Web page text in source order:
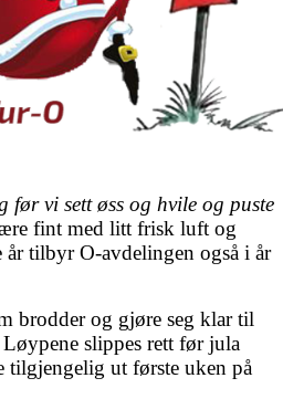
før vi sett øss og hvile og puste
fint med litt frisk luft og
tilbyr O-avdelingen også i år
brodder og gjøre seg klar til
slippes rett før jula
ut første uken på